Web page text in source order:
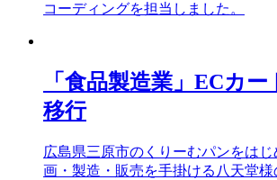
コーディングを担当しました。
「食品製造業」ECカ
移行
広島県三原市のくりーむパンをは
画・製造・販売を手掛ける八天堂